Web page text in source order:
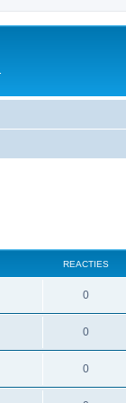
REACTIES
0R
e
c
t
0R
e
0R
e